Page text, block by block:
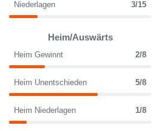
Niederlagen 3/15
Heim/Auswärts
Heim Gewinnt 2/8
Heim Unentschieden 5/8
Heim Niederlagen 1/8